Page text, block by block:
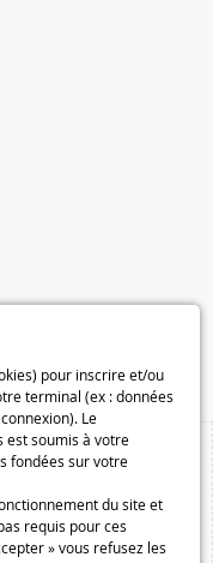
pour inscrire et/ou
terminal (ex : données
Le
est soumis à votre
fondées sur votre
du site et
requis pour ces
» vous refusez les